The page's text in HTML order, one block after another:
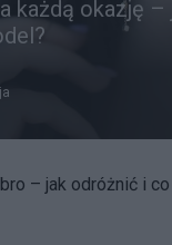
każdą okazję –
– jak odróżnić i